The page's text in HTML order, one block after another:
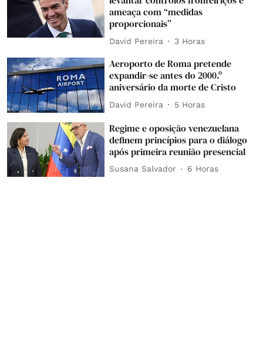
ameaça com “medidas
proporcionais”
David Pereira 3 Horas
Aeroporto de Roma pretende
expandir-se antes do 2000.º
aniversário da morte de Cristo
David Pereira 5 Horas
Regime e oposição venezuelana
definem princípios para o diálogo
após primeira reunião presencial
Susana Salvador 6 Horas